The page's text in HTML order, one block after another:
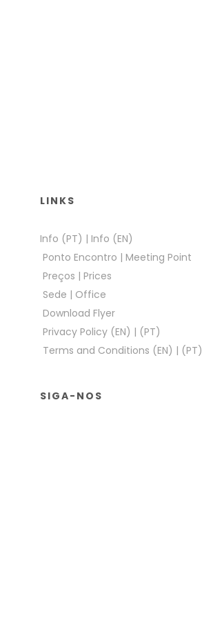
LINKS
Info (PT) | Info (EN)
Ponto Encontro | Meeting Point
Preços | Prices
Sede | Office
Download Flyer
Privacy Policy (EN) | (PT)
Terms and Conditions (EN) | (PT)
SIGA-NOS